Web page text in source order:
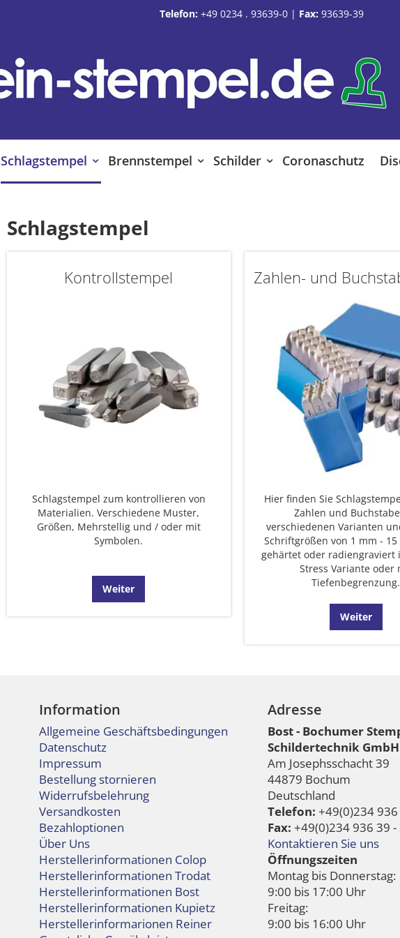
Telefon: +49 0234 . 93639-0| Fax: 93639-39
Schlagstempel Brennstempel Schilder Coronaschutz
Schlagstempel
Kontrollstempel
Schlagstempel zum kontrollieren von
Materialien. Verschiedene Muster,
Größen, Mehrstellig und / oder mit
Symbolen.
Weiter
Zahlen- und
Hier finden Sie
Zahlen und
verschiedenen Varianten
Schriftgrößen von 1 mm -
gehärtet oder radiengraviert
Stress Variante oder
Tiefenbegrenzung.
Weiter
Information
Allgemeine Geschäftsbedingungen
Datenschutz
Impressum
Bestellung stornieren
Widerrufsbelehrung
Versandkosten
Bezahloptionen
Über Uns
Herstellerinformationen Colop
Herstellerinformationen Trodat
Herstellerinformationen Bost
Herstellerinformationen Kupietz
Herstellerinformarionen Reiner
Adresse
Bost - Bochumer
Schildertechnik GmbH
Am Josephsschacht 39
44879 Bochum
Deutschland
Telefon: +49(0)234 936
Fax: +49(0)234 936 39 -
Kontaktieren Sie uns
Öffnungszeiten
Montag bis Donnerstag:
9:00 bis 17:00 Uhr
Freitag:
9:00 bis 16:00 Uhr